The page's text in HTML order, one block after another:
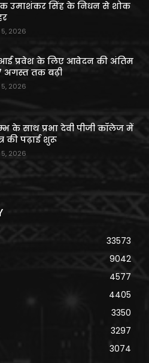
उमाशंकर सिंह के निधन से शोक
2026
प्रवेश के लिए आवेदन की अंतिम
अगस्त तक बढ़ी
2026
के साथ प्रभा देवी पीजी कॉलेज में
की पढ़ाई शुरू
2026
33573
9042
4577
4405
3350
3297
3074